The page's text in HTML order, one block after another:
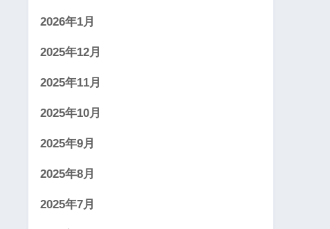
2026年1月
2025年12月
2025年11月
2025年10月
2025年9月
2025年8月
2025年7月